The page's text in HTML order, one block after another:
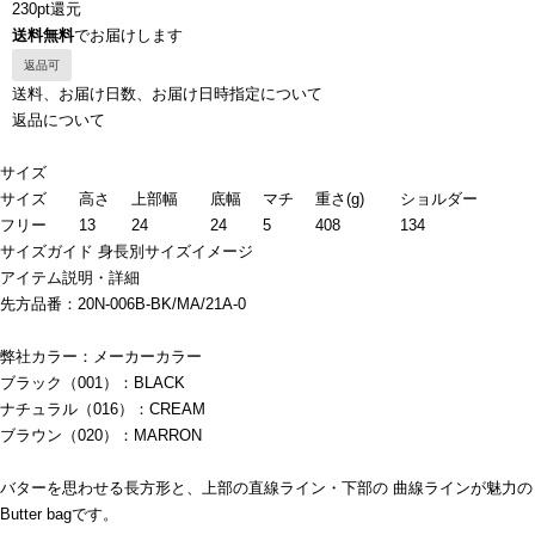
230pt還元
送料無料でお届けします
返品可
送料、お届け日数、お届け日時指定について
返品について
サイズ
サイズ
高さ 上部幅 底幅 マチ 重さ(g)
ショルダー
フリー
13 24 24 5 408
134
サイズガイド 身長別サイズイメージ
アイテム説明・詳細
先方品番：20N-006B-BK/MA/21A-0
弊社カラー：メーカーカラー
ブラック（001）：BLACK
ナチュラル（016）：CREAM
ブラウン（020）：MARRON
バターを思わせる長方形と、上部の直線ライン・下部の 曲線ラインが魅力の
Butter bagです。